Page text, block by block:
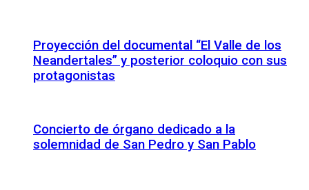
Proyección del documental “El Valle de los
Neandertales” y posterior coloquio con sus
protagonistas
Concierto de órgano dedicado a la
solemnidad de San Pedro y San Pablo